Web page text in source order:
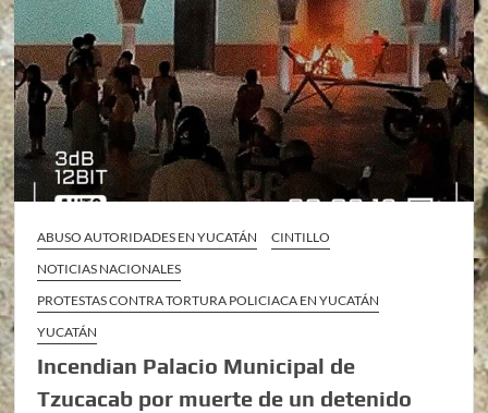
ABUSO AUTORIDADES EN YUCATÁN
CINTILLO
NOTICIAS NACIONALES
PROTESTAS CONTRA TORTURA POLICIACA EN YUCATÁN
YUCATÁN
Incendian Palacio Municipal de
Tzucacab por muerte de un detenido